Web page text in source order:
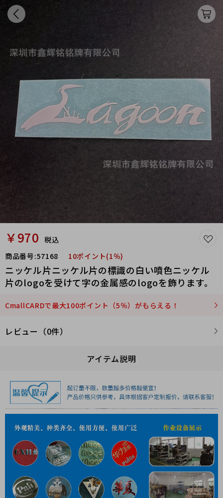
￥970 税込
商品番号:57168 10ポイント(1％)
ニッケル片ニッケル片の標識の白い噴色ニッケル
片のlogoを受けて字の金属感のlogoを飾ります。
CmallCARDで最大100ポイント（5％）がもらえる！
レビュー（0件）
アイテム説明